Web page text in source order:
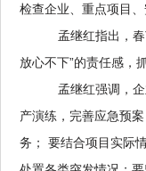
检查企业、重点项目
孟继红指出，
放心不下”的责任感，
孟继红强调，
产演练，完善应急预
务；
要结合项目实际